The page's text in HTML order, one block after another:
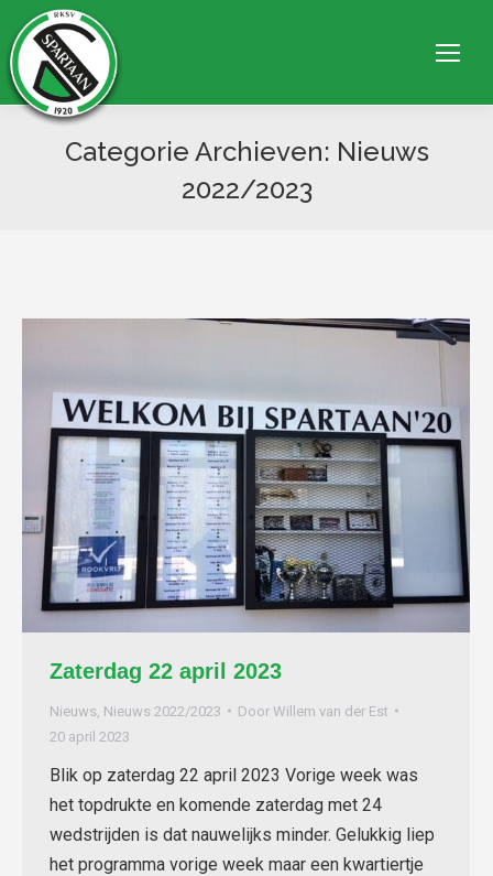
Categorie Archieven: Nieuws
2022/2023
Zaterdag 22 april 2023
Nieuws Nieuws 2022/2023 Door Willem van der Est
20 april 2023
Blik op zaterdag 22 april 2023 Vorige week was
het topdrukte en komende zaterdag met 24
wedstrijden is dat nauwelijks minder. Gelukkig liep
het programma vorige week maar een kwartiertje